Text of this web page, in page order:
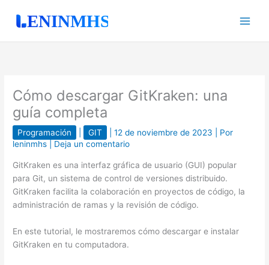
Cómo descargar GitKraken: una
guía completa
Programación GIT |12 de noviembre de 2023
| Por
leninmhs
Deja un comentario
GitKraken es una interfaz gráfica de usuario (GUI) popular
para Git, un sistema de control de versiones distribuido.
GitKraken facilita la colaboración en proyectos de código, la
administración de ramas y la revisión de código.
En este tutorial, le mostraremos cómo descargar e instalar
GitKraken en tu computadora.